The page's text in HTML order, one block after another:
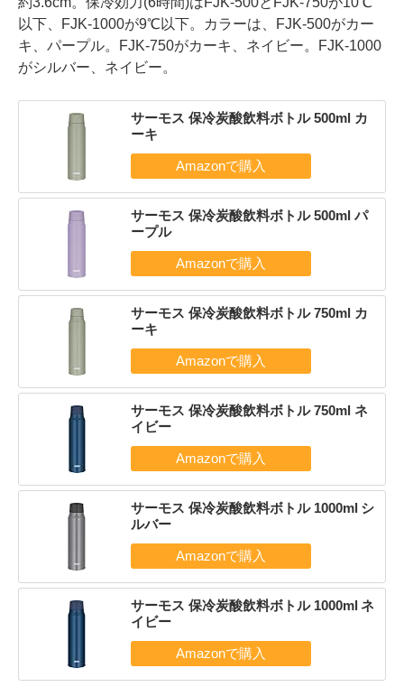
以下、FJK-1000が9℃以下。カラーは、FJK-500がカー
キ、パープル。FJK-750がカーキ、ネイビー。FJK-1000
がシルバー、ネイビー。
サーモス 保冷炭酸飲料ボトル 500ml カ
ーキ
サーモス 保冷炭酸飲料ボトル 500ml パ
ープル
サーモス 保冷炭酸飲料ボトル 750ml カ
ーキ
サーモス 保冷炭酸飲料ボトル 750ml ネ
イビー
サーモス 保冷炭酸飲料ボトル 1000ml シ
ルバー
サーモス 保冷炭酸飲料ボトル 1000ml ネ
イビー